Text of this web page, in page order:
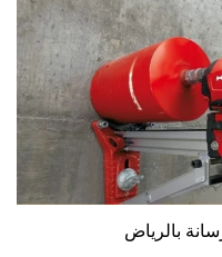
بالرياض